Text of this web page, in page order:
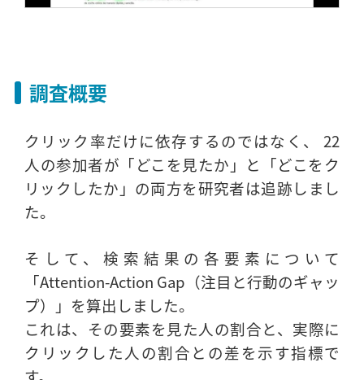
調査概要
クリック率だけに依存するのではなく、 22
人の参加者が「どこを見たか」と「どこをク
リックしたか」の両方を研究者は追跡しまし
た。
そして、検索結果の各要素について
「Attention-Action Gap（注目と行動のギャッ
プ）」を算出しました。
これは、その要素を見た人の割合と、実際に
クリックした人の割合との差を示す指標で
す。